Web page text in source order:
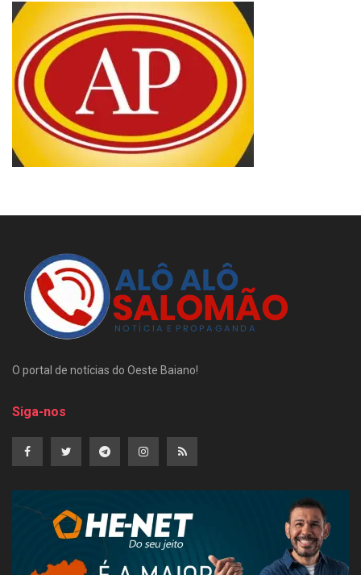
O portal de notícias do Oeste Baiano!
Siga-nos